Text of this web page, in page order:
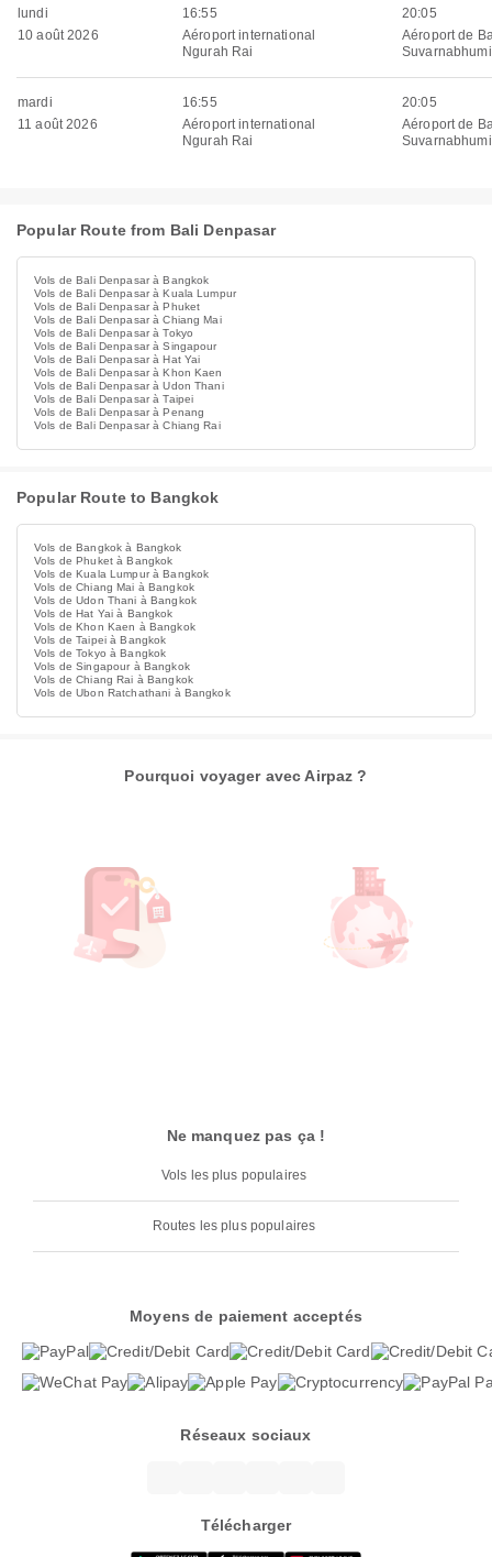
lundi
10 août 2026
16:55
Aéroport international
Ngurah Rai
20:05
Aéroport de
Suvarnabhumi
mardi
11 août 2026
16:55
Aéroport international
Ngurah Rai
20:05
Aéroport de
Suvarnabhumi
Popular Route from Bali Denpasar
Vols de Bali Denpasar à Bangkok
Vols de Bali Denpasar à Kuala Lumpur
Vols de Bali Denpasar à Phuket
Vols de Bali Denpasar à Chiang Mai
Vols de Bali Denpasar à Tokyo
Vols de Bali Denpasar à Singapour
Vols de Bali Denpasar à Hat Yai
Vols de Bali Denpasar à Khon Kaen
Vols de Bali Denpasar à Udon Thani
Vols de Bali Denpasar à Taipei
Vols de Bali Denpasar à Penang
Vols de Bali Denpasar à Chiang Rai
Popular Route to Bangkok
Vols de Bangkok à Bangkok
Vols de Phuket à Bangkok
Vols de Kuala Lumpur à Bangkok
Vols de Chiang Mai à Bangkok
Vols de Udon Thani à Bangkok
Vols de Hat Yai à Bangkok
Vols de Khon Kaen à Bangkok
Vols de Taipei à Bangkok
Vols de Tokyo à Bangkok
Vols de Singapour à Bangkok
Vols de Chiang Rai à Bangkok
Vols de Ubon Ratchathani à Bangkok
Pourquoi voyager avec Airpaz ?
Ne manquez pas ça !
Vols les plus populaires
Routes les plus populaires
Moyens de paiement acceptés
Réseaux sociaux
Télécharger